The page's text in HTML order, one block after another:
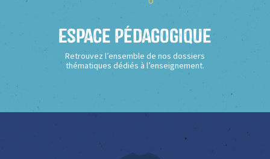
Espace Pédagogique
Retrouvez l’ensemble de nos dossiers
thématiques dédiés à l’enseignement.